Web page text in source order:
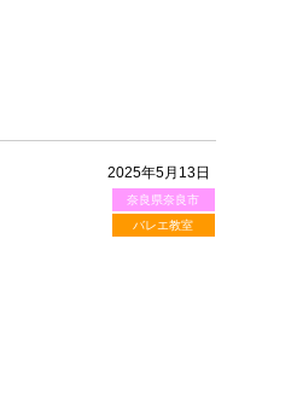
2025年5月13日
奈良県奈良市
バレエ教室